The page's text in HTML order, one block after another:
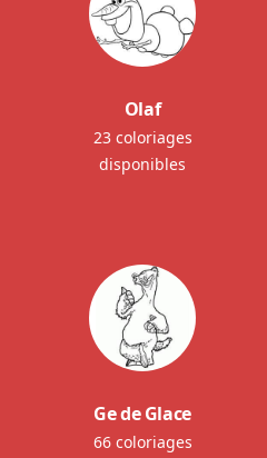
Olaf
23 coloriages
disponibles
Ge de Glace
66 coloriages